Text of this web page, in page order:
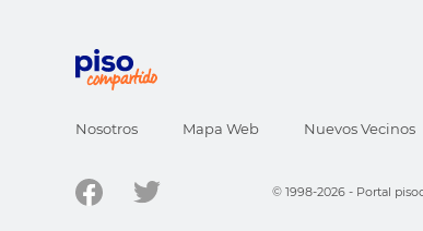
Nosotros Mapa Web Nuevos Vecinos
© 1998-2026 - Portal